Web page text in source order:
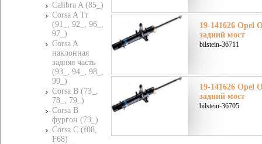
Calibra A (85_)
Corsa A Tr
(91_, 92_, 96_,
97_)
Corsa A
наклонная
задняя часть
(93_, 94_, 98_,
99_)
Corsa B (73_,
78_, 79_)
Corsa B
фургон (73_)
Corsa C (f08,
F68)
19-141626 Opel
задний мост
bilstein-36711
19-141626 Opel
задний мост
bilstein-36705